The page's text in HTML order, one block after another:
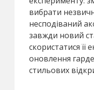
вибрати
несподіваний
завжди новий
скористатися її
оновлення
стильових